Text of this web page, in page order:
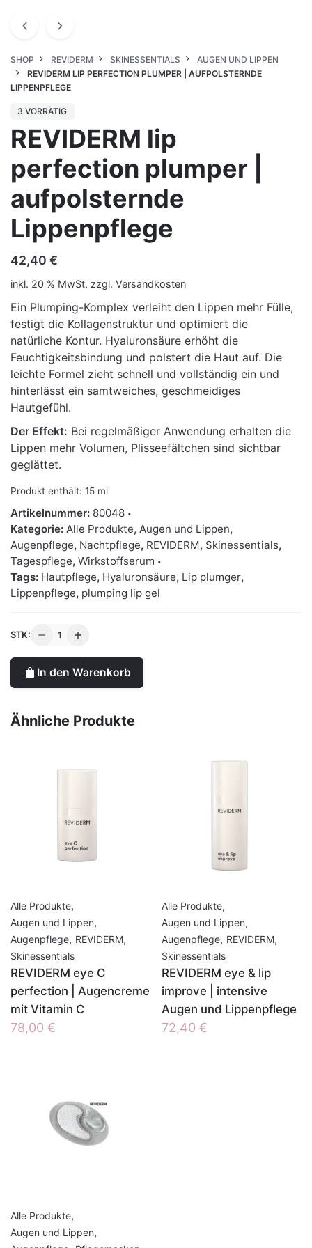
SHOP REVIDERM SKINESSENTIALS
AUGEN UND LIPPEN
REVIDERM LIP PERFECTION PLUMPER | AUFPOLSTERNDE
LIPPENPFLEGE
3 VORRÄTIG
REVIDERM lip
perfection plumper |
aufpolsternde
Lippenpflege
42,40 €
inkl. 20 % MwSt. zzgl. Versandkosten
Ein Plumping-Komplex verleiht den Lippen mehr Fülle,
festigt die Kollagenstruktur und optimiert die
natürliche Kontur. Hyaluronsäure erhöht die
Feuchtigkeitsbindung und polstert die Haut auf. Die
leichte Formel zieht schnell und vollständig ein und
hinterlässt ein samtweiches, geschmeidiges
Hautgefühl.
Der Effekt: Bei regelmäßiger Anwendung erhalten die
Lippen mehr Volumen, Plisseefältchen sind sichtbar
geglättet.
Produkt enthält: 15 ml
Artikelnummer: 80048
Kategorie: Alle Produkte, Augen und Lippen,
Augenpflege, Nachtpflege, REVIDERM, Skinessentials,
Tagespflege, Wirkstoffserum
Tags: Hautpflege, Hyaluronsäure, Lip plumger,
Lippenpflege, plumping lip gel
STK:
REVIDERM
perfection
plumper
aufpolsternde
In den Warenkorb
Ähnliche Produkte
Alle Produkte,
Augen und Lippen,
Augenpflege, REVIDERM,
Skinessentials
REVIDERM eye C
perfection | Augencreme
mit Vitamin C
78,00 €
Alle Produkte,
Augen und Lippen,
Augenpflege, REVIDERM,
Skinessentials
REVIDERM eye & lip
improve | intensive
Augen und Lippenpflege
72,40 €
Alle Produkte,
Augen und Lippen,